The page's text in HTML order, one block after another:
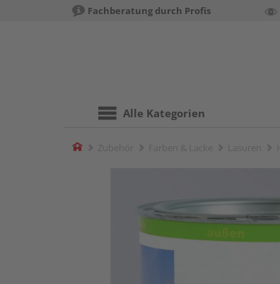
Fachberatung durch Profis
Alle Kategorien
Home